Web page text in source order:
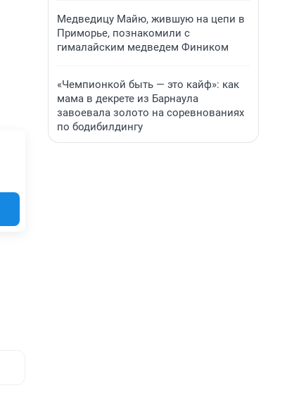
Медведицу Майю, жившую на цепи в
Приморье, познакомили с
гималайским медведем Фиником
«Чемпионкой быть — это кайф»: как
мама в декрете из Барнаула
завоевала золото на соревнованиях
по бодибилдингу